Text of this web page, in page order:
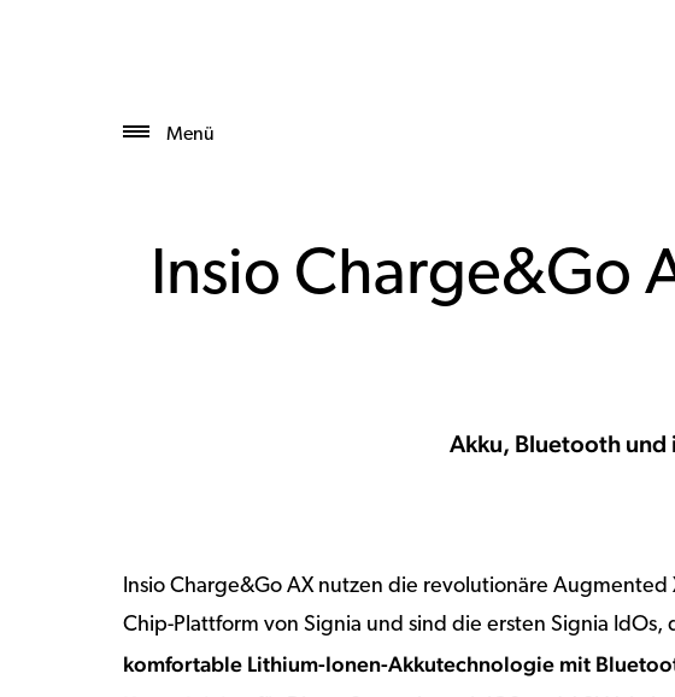
Menü
Insio Charge&Go
Akku, Bluetooth
Insio Charge&Go AX nutzen die revolutionäre Augmented
Chip-Plattform von Signia und sind die ersten Signia IdOs,
komfortable Lithium-Ionen-Akkutechnologie mit